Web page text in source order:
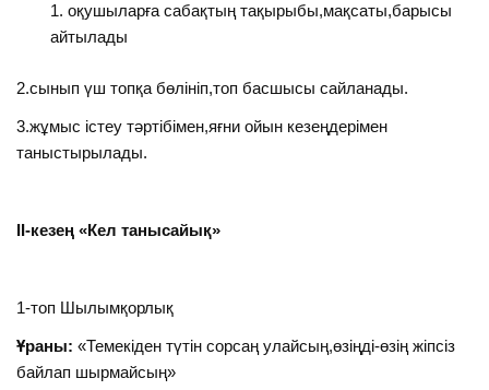
оқушыларға сабақтың тақырыбы,мақсаты,барысы
айтылады
2.сынып үш топқа бөлініп,топ басшысы сайланады.
3.жұмыс істеу тәртібімен,яғни ойын кезеңдерімен
таныстырылады.
II-кезең«Кел танысайық»
1-топ Шылымқорлық
Ұраны: «Темекіден түтін сорсаң улайсың,өзіңді-өзің жіпсіз
байлап шырмайсың»